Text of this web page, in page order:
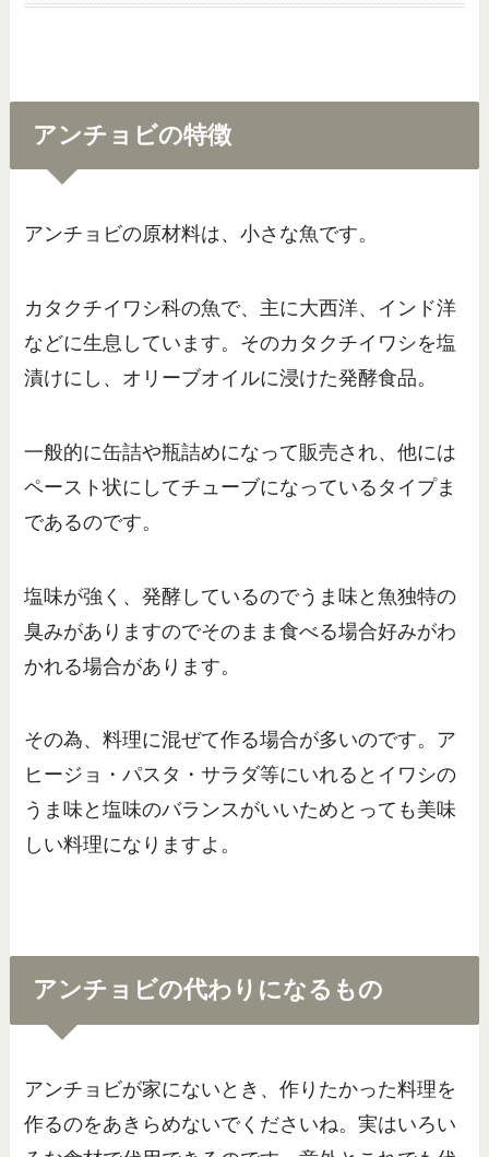
アンチョビの特徴
アンチョビの原材料は、小さな魚です。
カタクチイワシ科の魚で、主に大西洋、インド洋
などに生息しています。そのカタクチイワシを塩
漬けにし、オリーブオイルに浸けた発酵食品。
一般的に缶詰や瓶詰めになって販売され、他には
ペースト状にしてチューブになっているタイプま
であるのです。
塩味が強く、発酵しているのでうま味と魚独特の
臭みがありますのでそのまま食べる場合好みがわ
かれる場合があります。
その為、料理に混ぜて作る場合が多いのです。ア
ヒージョ・パスタ・サラダ等にいれるとイワシの
うま味と塩味のバランスがいいためとっても美味
しい料理になりますよ。
アンチョビの代わりになるもの
アンチョビが家にないとき、作りたかった料理を
作るのをあきらめないでくださいね。実はいろい